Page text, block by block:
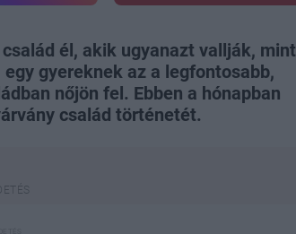
él, akik ugyanazt vallják, mint
gyereknek az a legfontosabb,
nőjön fel. Ebben a hónapban
család történetét.